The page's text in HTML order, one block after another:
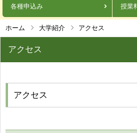
各種申込み 授業
ホーム 大学紹介 アクセス
アクセス
アクセス